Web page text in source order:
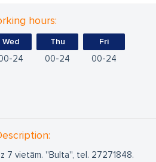
hours:
Wed
24
Thu
00 24
Fri
00 24
7 vietām. ''Bulta'', tel. 27271848.